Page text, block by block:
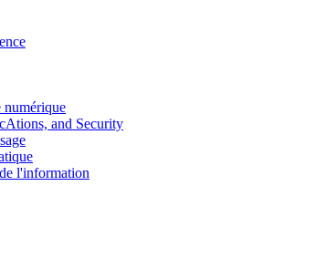
and Security
l'information